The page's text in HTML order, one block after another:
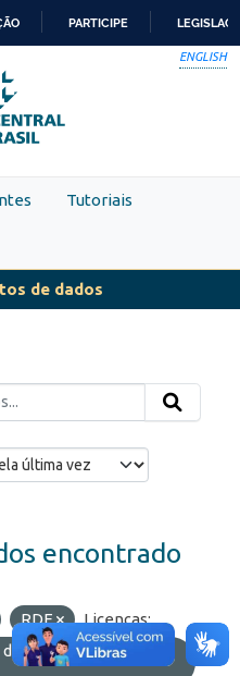
PARTICIPE
ENGLISH
Tutoriais
de dados
encontrado
RDE
Licenças:
Dados (ODbL) do